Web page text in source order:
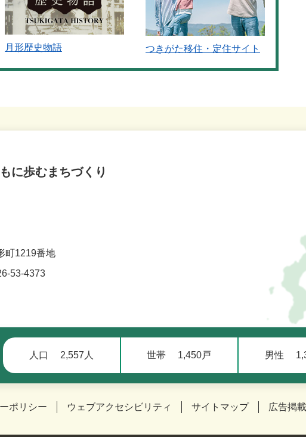
月形歴史物語 つきがた移住・定住サイト
に歩むまちづくり
町1219番地
53-4373
人口 2,557人 世帯 1,450戸 男性
ポリシー ウェブアクセシビリティ サイトマップ 広告掲